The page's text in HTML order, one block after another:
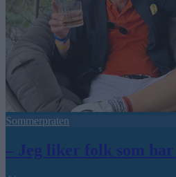
Sommerpraten
– Jeg liker folk som